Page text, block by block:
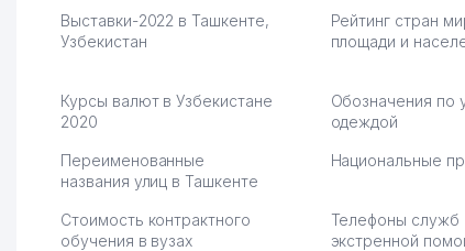
партнера для бизнеса.
Vip Brand 31.07.2026 11:43:39
Марат 27.07.2026
Выставки-2022 в Ташкенте,
Узбекистан
Рейтинг стран
площади и
Курсы валют в Узбекистане
2020
Обозначения по
одеждой
Переименованные
названия улиц в Ташкенте
Национальные
Стоимость контрактного
обучения в вузах
Телефоны служб
экстренной